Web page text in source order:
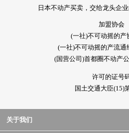
日本不动产买卖，交给龙头企
加盟协会
(一社)不可动摇的产
(一社)不可动摇的产流通
(国营公司)首都圈不动产
许可的证号
国土交通大臣(15)
关于我们